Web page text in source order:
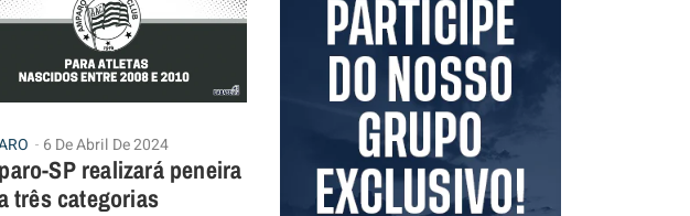
6 De Abril De 2024
SP realizará peneira
três categorias